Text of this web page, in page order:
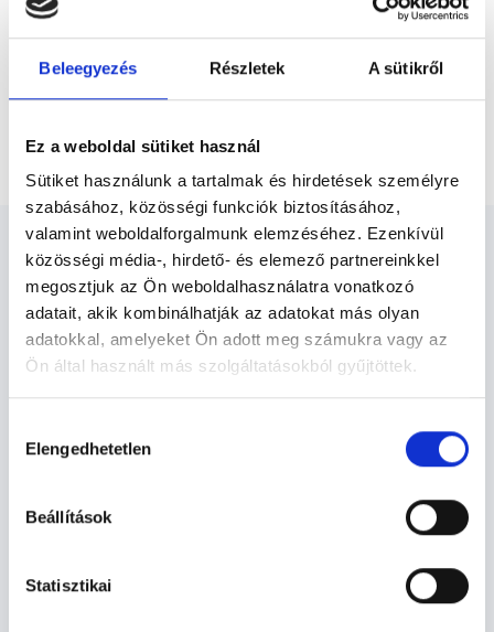
Beleegyezés Részletek A sütikről
Ez a weboldal sütiket használ
Sütiket használunk a tartalmak és hirdetések személyre
szabásához, közösségi funkciók biztosításához,
valamint weboldalforgalmunk elemzéséhez. Ezenkívül
közösségi média-, hirdető- és elemező partnereinkkel
megosztjuk az Ön weboldalhasználatra vonatkozó
adatait, akik kombinálhatják az adatokat más olyan
adatokkal, amelyeket Ön adott meg számukra vagy az
Ön által használt más szolgáltatásokból gyűjtöttek.
szabályzat:https://foglaljorvost.hu/info/foglaljorvost-
kiválasztása
Elengedhetetlen
Beállítások
Statisztikai
és szakorvosjelölt esetén.
Főoldal Bőrgyógyász
Keloid heg fagyasztása folyékony nitrogénnel 5-10 db
Bőrgyógyász - Bőrgyógyászat
KAPCSOLÓDÓ SZAKTERÜLETEK
Szolgáltatások